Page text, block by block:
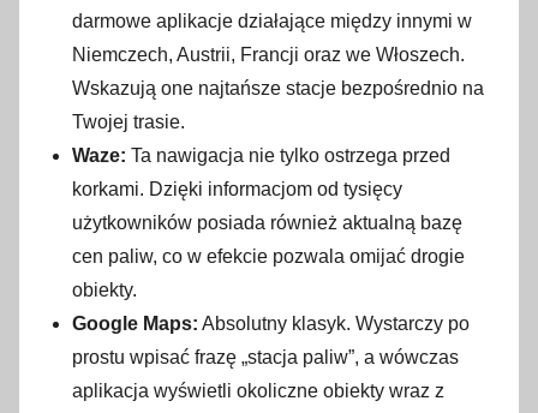
darmowe aplikacje działające między innymi w
Niemczech, Austrii, Francji oraz we Włoszech.
Wskazują one najtańsze stacje bezpośrednio na
Twojej trasie.
Waze: Ta nawigacja nie tylko ostrzega przed
korkami. Dzięki informacjom od tysięcy
użytkowników posiada również aktualną bazę
cen paliw, co w efekcie pozwala omijać drogie
obiekty.
Google Maps: Absolutny klasyk. Wystarczy po
prostu wpisać frazę „stacja paliw”, a wówczas
aplikacja wyświetli okoliczne obiekty wraz z